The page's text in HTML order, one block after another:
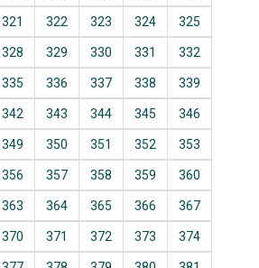
321 322 323 324 325
328 329 330 331 332
335 336 337 338 339
342 343 344 345 346
349 350 351 352 353
356 357 358 359 360
363 364 365 366 367
370 371 372 373 374